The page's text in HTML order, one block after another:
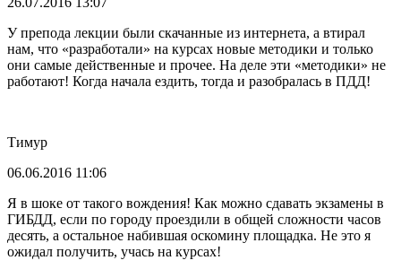
У препода лекции были скачанные из интернета, а втирал
нам, что «разработали» на курсах новые методики и только
они самые действенные и прочее. На деле эти «методики» не
работают! Когда начала ездить, тогда и разобралась в ПДД!
Тимур
06.06.2016 11:06
Я в шоке от такого вождения! Как можно сдавать экзамены в
ГИБДД, если по городу проездили в общей сложности часов
десять, а остальное набившая оскомину площадка. Не это я
ожидал получить, учась на курсах!